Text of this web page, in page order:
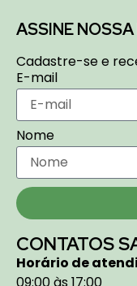
ASSINE
Cadastre-se e
E-mail
Nome
CONTATOS
Horário de